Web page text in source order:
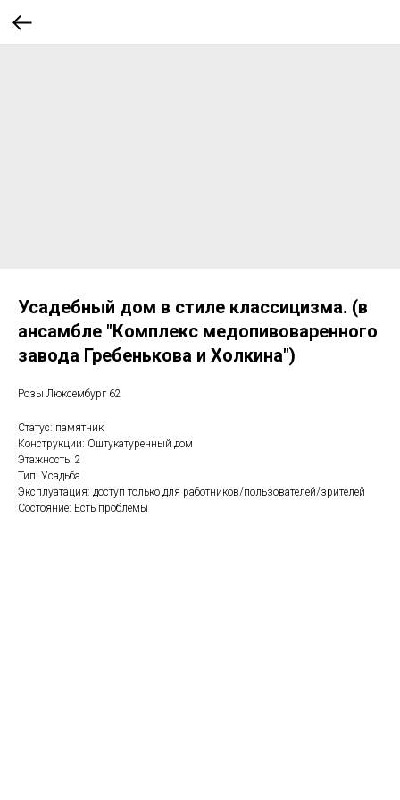
Усадебный дом в стиле классицизма. (в
ансамбле "Комплекс медопивоваренного
завода Гребенькова и Холкина")
Розы Люксембург 62
Статус: памятник
Конструкции: Оштукатуренный дом
Этажность: 2
Тип: Усадьба
Эксплуатация: доступ только для работников/пользователей/зрителей
Состояние: Есть проблемы